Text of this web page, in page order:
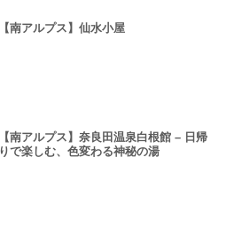
【南アルプス】仙水小屋
【南アルプス】奈良田温泉白根館 – 日帰
りで楽しむ、色変わる神秘の湯